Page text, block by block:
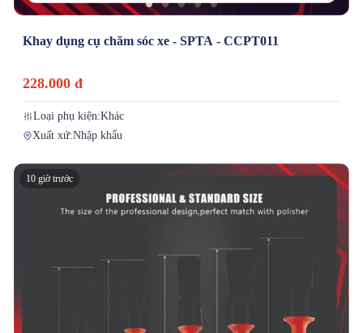
Khay dụng cụ chăm sóc xe - SPTA - CCPT011
228.000 đ
Loại phụ kiện:Khác
Xuất xứ:Nhập khẩu
10 giờ trước